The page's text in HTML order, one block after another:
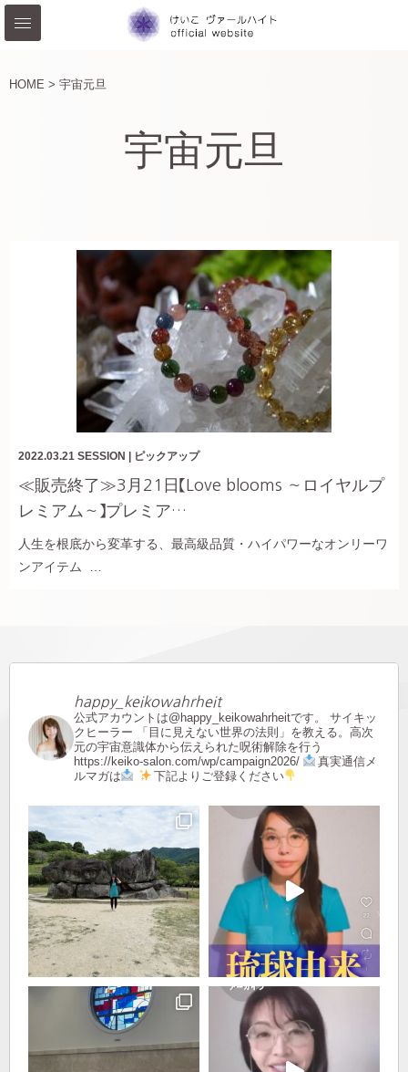
HOME > 宇宙元旦
宇宙元旦
2022.03.21 SESSION ピックアップ
≪販売終了≫3月21日【Love blooms ～ロイヤルプ
レミアム～】プレミア…
人生を根底から変革する、最高級品質・ハイパワーなオンリーワ
ンアイテム …
happy_keikowahrheit
公式アカウントは@happy_keikowahrheitです。
サイキッ
クヒーラー 「目に見えない世界の法則」を教える。高次
元の宇宙意識体から伝えられた呪術解除を行う
https://keiko-salon.com/wp/campaign2026/
真実通信メ
ルマガは
下記よりご登録ください